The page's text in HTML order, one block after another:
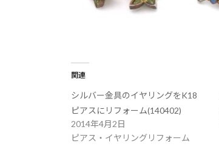
関連
シルバー金具のイヤリングをK18
ピアスにリフォーム(140402)
2014年4月2日
ピアス・イヤリングリフォーム